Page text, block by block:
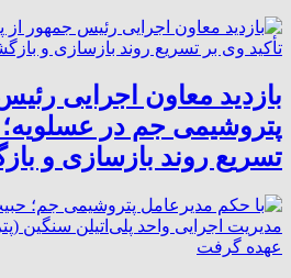
بازدید معاون اجرایی
پتروشیمی جم در عسلویه؛
تسریع روند بازسازی و